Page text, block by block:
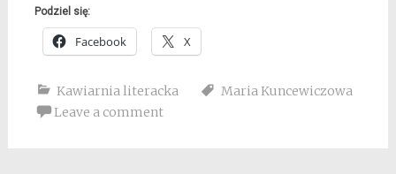
Podziel się:
Facebook X
Kawiarnia literacka
Maria Kuncewiczowa
Leave a comment